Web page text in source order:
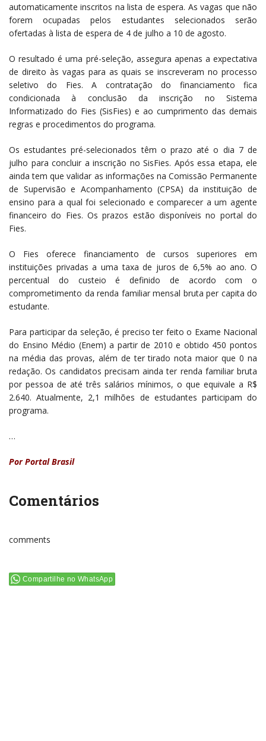
automaticamente inscritos na lista de espera. As vagas que não
forem ocupadas pelos estudantes selecionados serão
ofertadas à lista de espera de 4 de julho a 10 de agosto.
O resultado é uma pré-seleção, assegura apenas a expectativa
de direito às vagas para as quais se inscreveram no processo
seletivo do Fies. A contratação do financiamento fica
condicionada à conclusão da inscrição no Sistema
Informatizado do Fies (SisFies) e ao cumprimento das demais
regras e procedimentos do programa.
Os estudantes pré-selecionados têm o prazo até o dia 7 de
julho para concluir a inscrição no SisFies. Após essa etapa, ele
ainda tem que validar as informações na Comissão Permanente
de Supervisão e Acompanhamento (CPSA) da instituição de
ensino para a qual foi selecionado e comparecer a um agente
financeiro do Fies. Os prazos estão disponíveis no portal do
Fies.
O Fies oferece financiamento de cursos superiores em
instituições privadas a uma taxa de juros de 6,5% ao ano. O
percentual do custeio é definido de acordo com o
comprometimento da renda familiar mensal bruta per capita do
estudante.
Para participar da seleção, é preciso ter feito o Exame Nacional
do Ensino Médio (Enem) a partir de 2010 e obtido 450 pontos
na média das provas, além de ter tirado nota maior que 0 na
redação. Os candidatos precisam ainda ter renda familiar bruta
por pessoa de até três salários mínimos, o que equivale a R$
2.640. Atualmente, 2,1 milhões de estudantes participam do
programa.
…
PorPortal Brasil
Comentários
comments
Compartilhe no WhatsApp